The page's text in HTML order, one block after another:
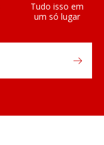
Tudo isso em
um só lugar